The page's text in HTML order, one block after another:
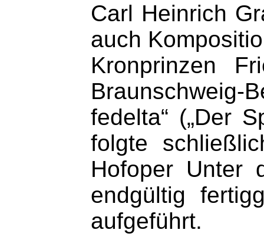
Carl Heinrich
auch
Kronprinzen
Braunschweig-
fedelta“ („Der
folgte
Hofoper Unter
endgültig
aufgeführt.